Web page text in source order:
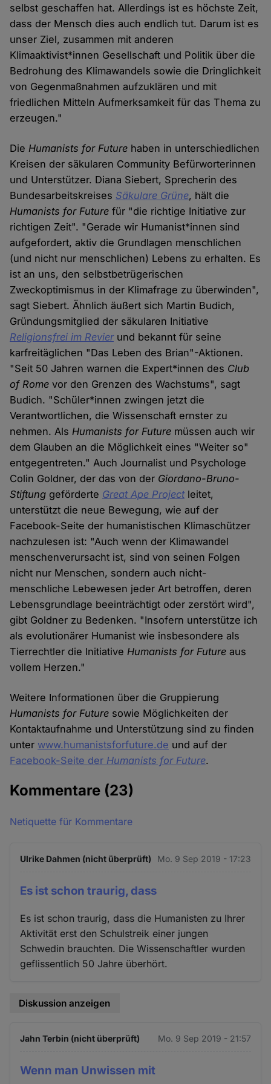
selbst geschaffen hat. Allerdings ist es höchste Zeit,
dass der Mensch dies auch endlich tut. Darum ist es
unser Ziel, zusammen mit anderen
Klimaaktivist*innen Gesellschaft und Politik über die
Bedrohung des Klimawandels sowie die Dringlichkeit
von Gegenmaßnahmen aufzuklären und mit
friedlichen Mitteln Aufmerksamkeit für das Thema zu
erzeugen."
DieHumanists for Future haben in unterschiedlichen
Kreisen der säkularen Community Befürworterinnen
und Unterstützer. Diana Siebert, Sprecherin des
Bundesarbeitskreises Säkulare Grüne, hält die
Humanists for Future für "die richtige Initiative zur
richtigen Zeit". "Gerade wir Humanist*innen sind
aufgefordert, aktiv die Grundlagen menschlichen
(und nicht nur menschlichen) Lebens zu erhalten. Es
ist an uns, den selbstbetrügerischen
Zweckoptimismus in der Klimafrage zu überwinden",
sagt Siebert. Ähnlich äußert sich Martin Budich,
Gründungsmitglied der säkularen Initiative
Religionsfrei im Revier und bekannt für seine
karfreitäglichen "Das Leben des Brian"-Aktionen.
"Seit 50 Jahren warnen die Expert*innen des Club
of Rome vor den Grenzen des Wachstums", sagt
Budich. "Schüler*innen zwingen jetzt die
Verantwortlichen, die Wissenschaft ernster zu
nehmen. AlsHumanists for Future müssen auch wir
dem Glauben an die Möglichkeit eines "Weiter so"
entgegentreten." Auch Journalist und Psychologe
Colin Goldner, der das von der Giordano-Bruno-
Stiftung geförderte Great Ape Projectleitet,
unterstützt die neue Bewegung, wie auf der
Facebook-Seite der humanistischen Klimaschützer
nachzulesen ist: "Auch wenn der Klimawandel
menschenverursacht ist, sind von seinen Folgen
nicht nur Menschen, sondern auch nicht-
menschliche Lebewesen jeder Art betroffen, deren
Lebensgrundlage beeinträchtigt oder zerstört wird",
gibt Goldner zu Bedenken. "Insofern unterstütze ich
als evolutionärer Humanist wie insbesondere als
Tierrechtler die InitiativeHumanists for Future aus
vollem Herzen."
Weitere Informationen über die Gruppierung
Humanists for Future sowie Möglichkeiten der
Kontaktaufnahme und Unterstützung sind zu finden
unter www.humanistsforfuture.de und auf der
Facebook-Seite der Humanists for Future.
Kommentare (23)
Netiquette für Kommentare
Ulrike Dahmen (nicht überprüft) Mo. 9 Sep 2019 - 17:23
Es ist schon traurig, dass
Es ist schon traurig, dass die Humanisten zu Ihrer
Aktivität erst den Schulstreik einer jungen
Schwedin brauchten. Die Wissenschaftler wurden
geflissentlich 50 Jahre überhört.
Diskussion anzeigen
Jahn Terbin (nicht überprüft) Mo. 9 Sep 2019 - 21:57
Wenn man Unwissen mit